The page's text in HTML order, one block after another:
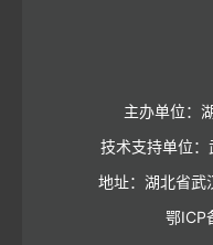
主办单位：
技术支持单位
地址：湖北省武
鄂ICP